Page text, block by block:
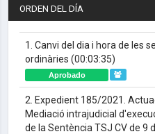
ORDEN DEL DÍA
1. Canvi del dia i hora de les
ordinàries (00:03:35)
Aprobado
2. Expedient 185/2021.
Mediació intrajudicial
de la Sentència TSJ CV de 9